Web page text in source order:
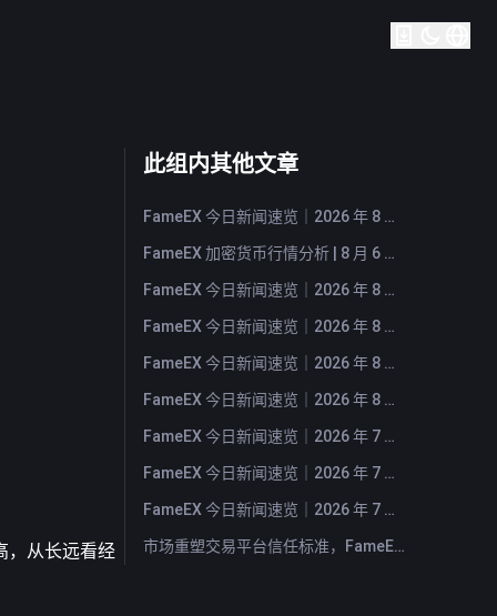
，从长远看经
此组内其他文章
FameEX 今日新闻速览｜2026 年 8 月 7 日
FameEX 加密货币行情分析 | 8 月 6 日, 2026
FameEX 今日新闻速览｜2026 年 8 月 6 日
FameEX 今日新闻速览｜2026 年 8 月 5 日
FameEX 今日新闻速览｜2026 年 8 月 4 日
FameEX 今日新闻速览｜2026 年 8 月 3 日
FameEX 今日新闻速览｜2026 年 7 月 31 日
FameEX 今日新闻速览｜2026 年 7 月 30 日
FameEX 今日新闻速览｜2026 年 7 月 29 日
市场重塑交易平台信任标准，FameEX 以八年稳健运营持续服务全球用户